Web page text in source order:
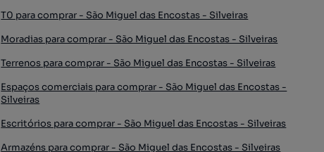
T0 para comprar - São Miguel das Encostas - Silveiras
Moradias para comprar - São Miguel das Encostas - Silveiras
Terrenos para comprar - São Miguel das Encostas - Silveiras
Espaços comerciais para comprar - São Miguel das Encostas -
Silveiras
Escritórios para comprar - São Miguel das Encostas - Silveiras
Armazéns para comprar - São Miguel das Encostas - Silveiras